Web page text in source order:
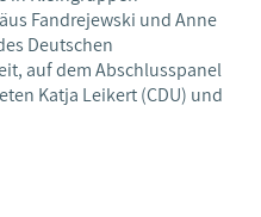
Fandrejewski und Anne
Deutschen
auf dem Abschlusspanel
Katja Leikert (CDU) und